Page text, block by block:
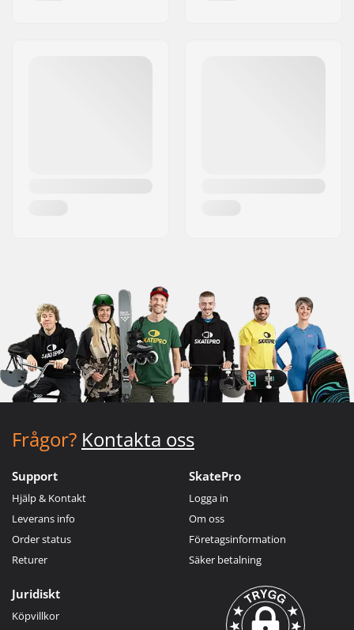
Frågor? Kontakta oss
Support
Hjälp & Kontakt
Leverans info
Order status
Returer
SkatePro
Logga in
Om oss
Företagsinformation
Säker betalning
Juridiskt
Köpvillkor